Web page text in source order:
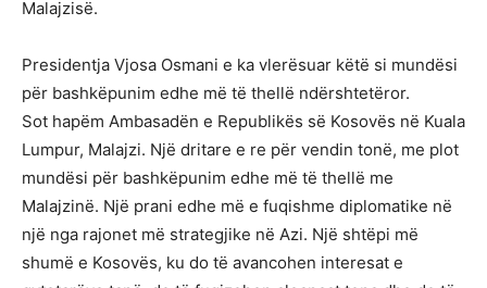
Malajzisë.
Presidentja Vjosa Osmani e ka vlerësuar këtë si mundësi
për bashkëpunim edhe më të thellë ndërshtetëror.
Sot hapëm Ambasadën e Republikës së Kosovës në Kuala
Lumpur, Malajzi. Një dritare e re për vendin tonë, me plot
mundësi për bashkëpunim edhe më të thellë me
Malajzinë. Një prani edhe më e fuqishme diplomatike në
një nga rajonet më strategjike në Azi. Një shtëpi më
shumë e Kosovës, ku do të avancohen interesat e